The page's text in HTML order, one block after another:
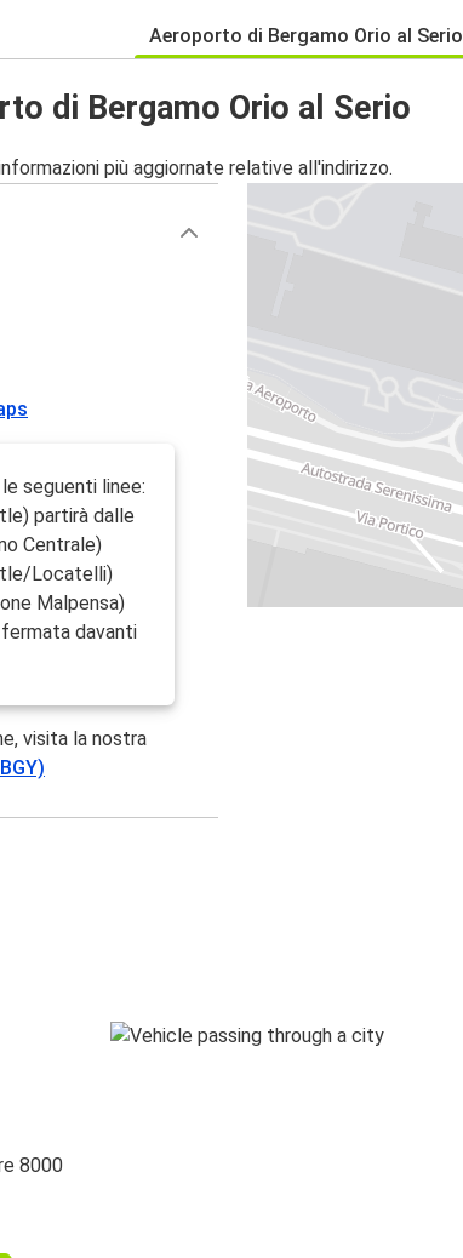
Aeroporto di Bergamo Orio al Serio
di Bergamo Orio al Serio
più aggiornate relative all'indirizzo.
seguenti linee:
partirà dalle
Centrale)
Locatelli)
Malpensa)
davanti
visita la nostra
8000